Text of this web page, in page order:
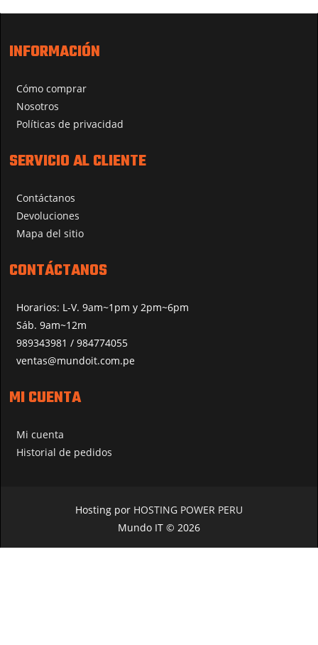
INFORMACIÓN
Cómo comprar
Nosotros
Políticas de privacidad
SERVICIO AL CLIENTE
Contáctanos
Devoluciones
Mapa del sitio
CONTÁCTANOS
Horarios: L-V. 9am~1pm y 2pm~6pm
Sáb. 9am~12m
989343981 / 984774055
ventas@mundoit.com.pe
MI CUENTA
Mi cuenta
Historial de pedidos
Hosting por HOSTING POWER PERU
Mundo IT © 2026